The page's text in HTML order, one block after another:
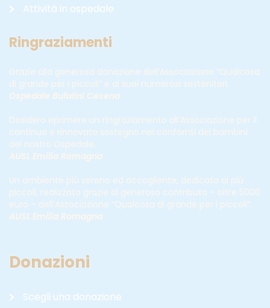
Attività in ospedale
Ringraziamenti
Grazie alla generosa donazione dell’Associazione “Qualcosa
di grande per i piccoli” e ai suoi numerosi sostenitori.
Ospedale Bufalini Cesena
Desidero eprimere un ringraziamento all’Associazione per il
continuo e rinnovato sostegno nei confornti dei bambini
del nostro Ospedale
AUSL Emilia Romagna
Un ambiente più sereno ed accogliente, dedicato ai più
piccoli, realizzato grazie al generoso contributo – oltre 5000
euro – dell’Associazione “Qualcosa di grande per i piccoli”.
AUSL Emilia Romagna
Donazioni
Scegli una donazione